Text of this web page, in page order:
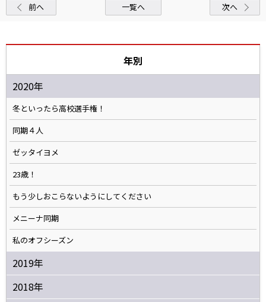
前へ 一覧へ 次へ
年別
2020年
冬といったら高校選手権！
同期４人
ゼッタイヨメ
23歳！
もう少しおこらないようにしてください
メニーナ同期
私のオフシーズン
2019年
2018年